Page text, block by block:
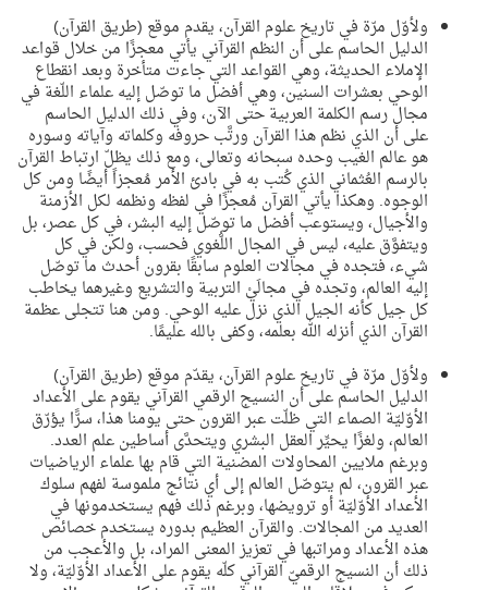
ولأوّل مرّة في تاريخ علوم القرآن، يقدم موقع (طريق القرآن)
الدليل الحاسم على أن النظم القرآني يأتي معجزًا من خلال قواعد
الإملاء الحديثة، وهي القواعد التي جاءت متأخرة وبعد انقطاع
الوحي بعشرات السنين، وهي أفضل ما توصّل إليه علماء اللّغة في
مجال رسم الكلمة العربية حتى الآن، وفي ذلك الدليل الحاسم
على أن الذي نظم هذا القرآن ورتَّب حروفه وكلماته وآياته وسوره
هو عالم الغيب وحده سبحانه وتعالى، ومع ذلك يظلّ ارتباط القرآن
بالرسم العُثماني الذي كُتب به في بادئ الأمر مُعجزاً أيضًا ومن كل
الوجوه. وهكذا يأتي القرآن مُعجزًا في لفظه ونظمه لكل الأزمنة
والأجيال، ويستوعب أفضل ما توصّل إليه البشر، في كل عصر، بل
ويتفوَّق عليه، ليس في المجال اللُّغوي فحسب، ولكن في كل
شيء، فتجده في مجالات العلوم سابقًا بقرون أحدث ما توصّل
إليه العالم، وتجده في مجالَيْ التربية والتشريع وغيرهما يخاطب
كل جيل كأنه الجيل الذي نزل عليه الوحي. ومن هنا تتجلى عظمة
القرآن الذي أنزله الله بعلمه، وكفى بالله عليمًا.
ولأوّل مرّة في تاريخ علوم القرآن، يقدّم موقع (طريق القرآن)
الدليل الحاسم على أن النسيج الرقمي القرآني يقوم على الأعداد
الأوّليّة الصماء التي ظلّت عبر القرون حتى يومنا هذا، سرًّا يؤرّق
العالم، ولغزًا يحيِّر العقل البشري ويتحدَّى أساطين علم العدد.
وبرغم ملايين المحاولات المضنية التي قام بها علماء الرياضيات
عبر القرون، لم يتوصّل العالم إلى أي نتائج ملموسة لفهم سلوك
الأعداد الأوّليّة أو ترويضها، وبرغم ذلك فهم يستخدمونها في
العديد من المجالات. والقرآن العظيم بدوره يستخدم خصائص
هذه الأعداد ومراتبها في تعزيز المعنى المراد، بل والأعجب من
ذلك أن النسيج الرقميّ القرآني كلّه يقوم على الأعداد الأوّليّة، ولا